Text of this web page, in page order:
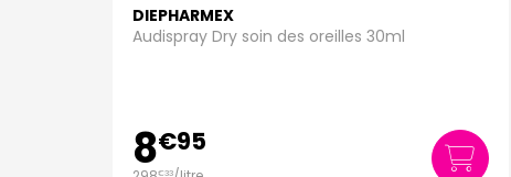
DIEPHARMEX
Audispray Dry soin des oreilles 30ml
8€95
€33